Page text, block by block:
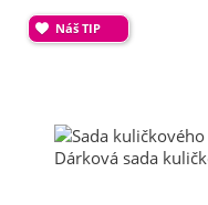
Náš TIP